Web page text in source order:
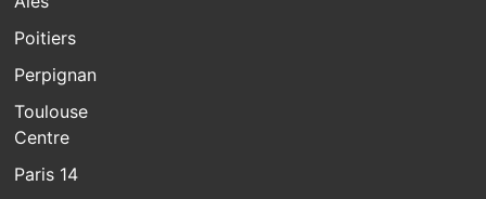
Poitiers
Perpignan
Toulouse
Centre
Paris 14